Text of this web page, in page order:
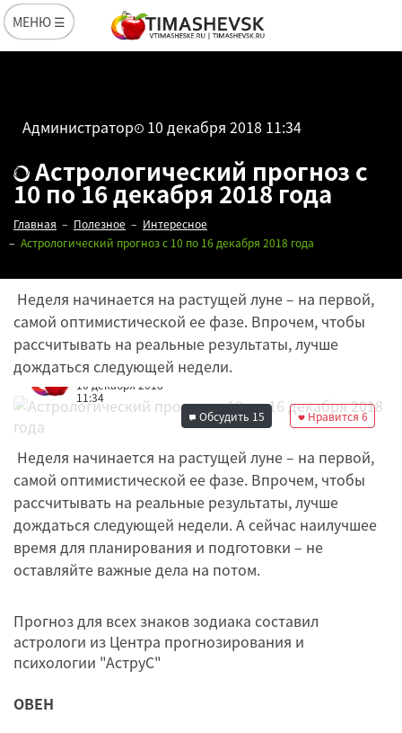
МЕНЮ ☰
Администратор 10 декабря 2018 11:34
Астрологический прогноз с
10 по 16 декабря 2018 года
Главная Полезное
Интересное
Астрологический прогноз с 10 по 16 декабря 2018 года
Неделя начинается на растущей луне – на первой,
самой оптимистической ее фазе. Впрочем, чтобы
рассчитывать на реальные результаты, лучше
дождаться следующей недели.
Редакция
10 декабря 2018
11:34
Нравится6
Обсудить 15
Неделя начинается на растущей луне – на первой,
самой оптимистической ее фазе. Впрочем, чтобы
рассчитывать на реальные результаты, лучше
дождаться следующей недели. А сейчас наилучшее
время для планирования и подготовки – не
оставляйте важные дела на потом.
Прогноз для всех знаков зодиака составил
астрологи из Центра прогнозирования и
психологии "АструС"
ОВЕН